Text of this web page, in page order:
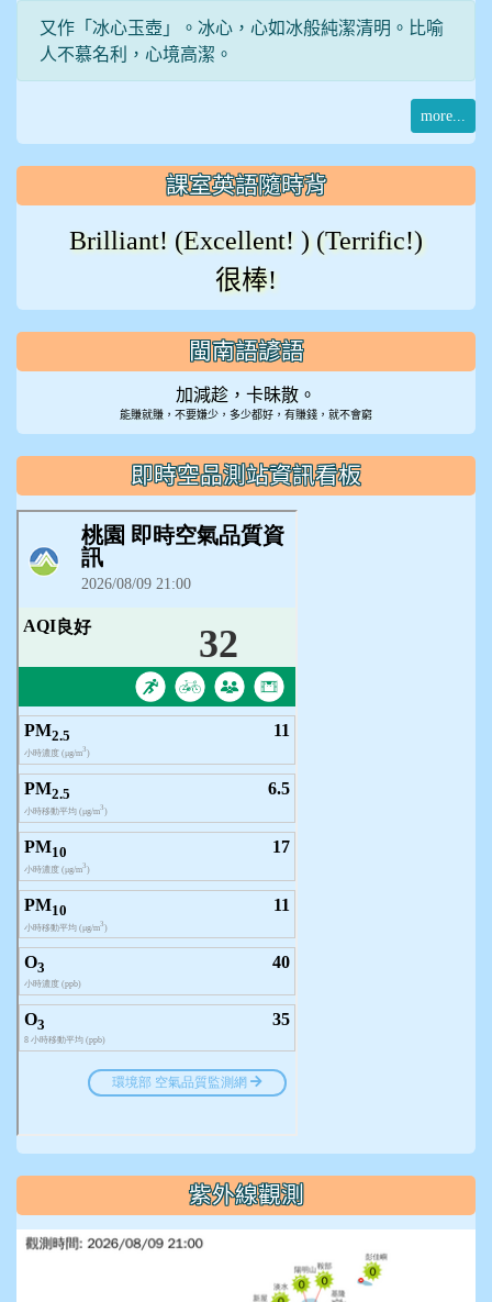
又作「冰心玉壺」。冰心，心如冰般純潔清明。比喻
人不慕名利，心境高潔。
more...
課室英語隨時背
Brilliant! (Excellent! ) (Terrific!)
很棒!
閩南語諺語
加減趁，卡昧散。
能賺就賺，不要嫌少，多少都好，有賺錢，就不會窮
即時空品測站資訊看板
紫外線觀測